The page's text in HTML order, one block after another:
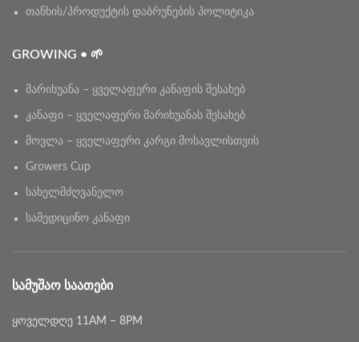
თანხის/პროდუქტის დაბრუნების პოლიტიკა
GROWING • 🌱
მარიხუანა – ყველაფერი კანაფის შესახებ
კანაფი – ყველაფერი მარიხუანას შესახებ
მოვლა – ყველაფერი კარგი მოსავლისთვის
Growers Cup
სახელმძღვანელო
სამედიცინო კანაფი
ᲡᲐᲛᲣᲨᲐᲝ ᲡᲐᲐᲗᲔᲑᲘ
ყოველდღე 11AM – 8PM